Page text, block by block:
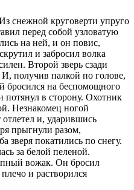
снежной круговерти упруго
перед собой узловатую
на ней, и он повис,
и забросил волка
Второй зверь сзади
получив палкой по голове,
бросился на беспомощного
потянул в сторону. Охотник
Незнакомец ногой
и, ударившись
прыгнули разом,
зверя покатились по снегу.
за белой пеленой.
вожак. Он бросил
и растворился